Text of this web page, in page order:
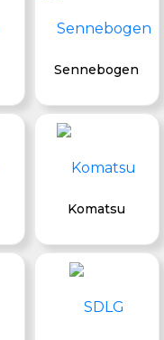
Sennebogen
Komatsu